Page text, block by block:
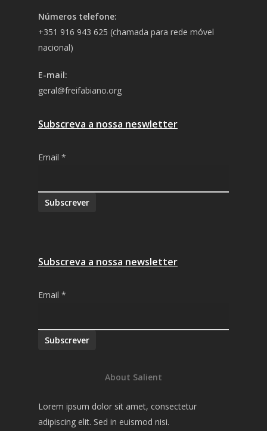
Números telefone:
+351 916 943 625 (chamada para rede móvel
nacional)
E-mail:
geral@freifabiano.org
Subscreva a nossa neswletter
Email *
Subscrever
Subscreva a nossa newsletter
Email *
Subscrever
About Salient
Lorem ipsum dolor sit amet, consectetur
adipiscing elit. Sed in euismod nisi.